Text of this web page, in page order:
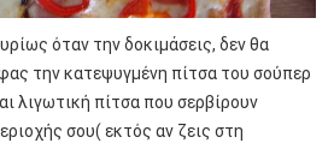
όταν την δοκιμάσεις, δεν θα
την κατεψυγμένη πίτσα του σούπερ
λιγωτική πίτσα που σερβίρουν
σου( εκτός αν ζεις στη